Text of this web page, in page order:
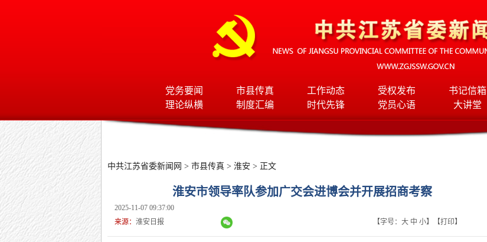
党务要闻 市县传真 工作动态 受权发布 书记信箱
理论纵横
制度汇编 时代先锋 党员心语 大讲堂
中共江苏省委新闻网 > 市县传真 > 淮安 > 正文
淮安市领导率队参加广交会进博会并开展招商考察
2025-11-07 09:37:00
来源： 淮安日报 【字号： 大 中 小】【打印】